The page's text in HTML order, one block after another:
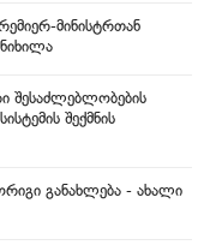
მინისტრთან
შესაძლებლობების
შექმნის
განახლება - ახალი